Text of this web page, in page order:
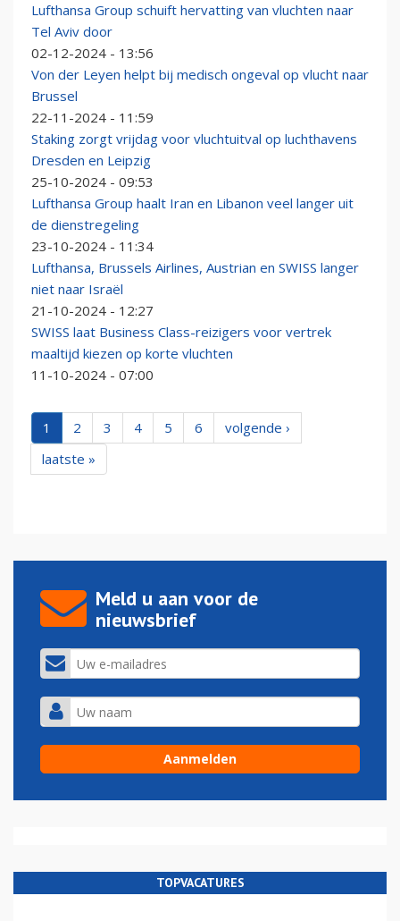
Lufthansa Group schuift hervatting van vluchten naar
Tel Aviv door
02-12-2024 - 13:56
Von der Leyen helpt bij medisch ongeval op vlucht naar
Brussel
22-11-2024 - 11:59
Staking zorgt vrijdag voor vluchtuitval op luchthavens
Dresden en Leipzig
25-10-2024 - 09:53
Lufthansa Group haalt Iran en Libanon veel langer uit
de dienstregeling
23-10-2024 - 11:34
Lufthansa, Brussels Airlines, Austrian en SWISS langer
niet naar Israël
21-10-2024 - 12:27
SWISS laat Business Class-reizigers voor vertrek
maaltijd kiezen op korte vluchten
11-10-2024 - 07:00
1 2 3 4 5 6
volgende ›
laatste »
Meld u aan voor de
nieuwsbrief
TOPVACATURES